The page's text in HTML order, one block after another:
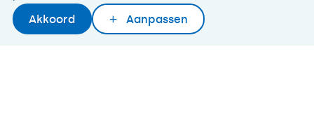
Later lezenDelenWoordenboek
Akkoord Aanpassen